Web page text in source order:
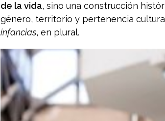
de la vida, sino una construcción
género, territorio y pertenencia
infancias, en plural.